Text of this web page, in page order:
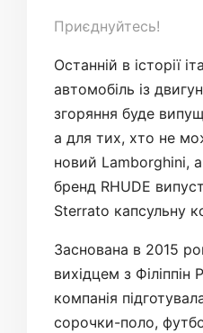
Приєднуйтесь!
Останній в історії
автомобіль із
згоряння буде
а для тих, хто не
новий Lamborghini,
бренд RHUDE
Sterrato капсульну
Заснована в 2015
вихідцем з Філіппін
компанія
сорочки-поло,